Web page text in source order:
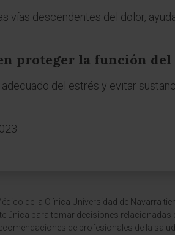
vías descendentes del dolor,
proteger la función
del estrés y evitar
de la Clínica Universidad de Navarra
única para tomar decisiones
de profesionales de la